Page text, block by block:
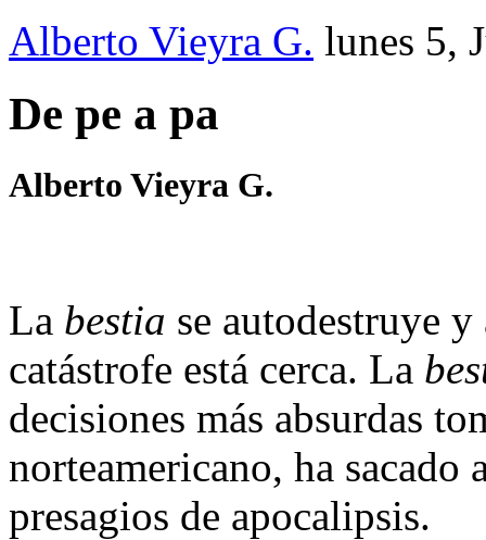
Alberto Vieyra G. lunes 5,
De pe a pa
Alberto Vieyra G.
La bestia se autodestruye
catástrofe está cerca. La
decisiones más absurdas
norteamericano, ha
presagios de apocalipsis.